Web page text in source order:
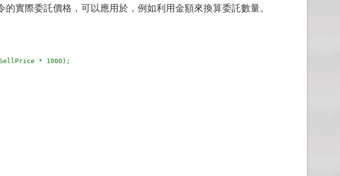
實際委託價格，可以應用於，例如利用金額來換算委託數量。
* 1000);